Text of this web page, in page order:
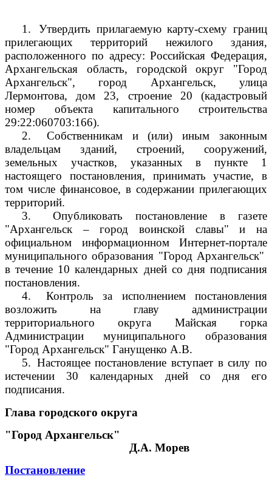
1.
Утвердить прилагаемую карту-схему границ
прилегающих территорий нежилого здания,
расположенного по адресу: Российская Федерация,
Архангельская область, городской округ "Город
Архангельск", город Архангельск, улица
Лермонтова, дом 23, строение 20 (кадастровый
номер объекта капитального строительства
29:22:060703:166).
2.
Собственникам и (или) иным законным
владельцам зданий, строений, сооружений,
земельных участков, указанных в пункте 1
настоящего постановления, принимать участие, в
том числе финансовое, в содержании прилегающих
территорий.
3.
Опубликовать постановление в газете
"Архангельск – город воинской славы" и на
официальном информационном Интернет-портале
муниципального образования "Город Архангельск"
в течение 10 календарных дней со дня подписания
постановления.
4.
Контроль за исполнением постановления
возложить на главу администрации
территориального округа Майская горка
Администрации муниципального образования
"Город Архангельск" Ганущенко А.В.
5. Настоящее постановление вступает в силу по
истечении 30 календарных дней со дня его
подписания.
Глава городского округа
"Город Архангельск"
Д.А. Морев
Постановление